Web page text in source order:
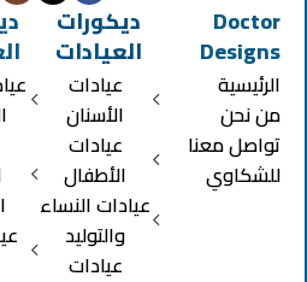
Doctor
Designs
الرئيسية
من نحن
تواصل معنا
للشكاوي
ديكورات
العيادات
عيادات
الأسنان
عيادات
الأطفال
عيادات النساء
والتوليد
عيادات